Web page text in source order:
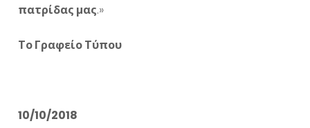
πατρίδας μας.»
Το Γραφείο Τύπου
10/10/2018